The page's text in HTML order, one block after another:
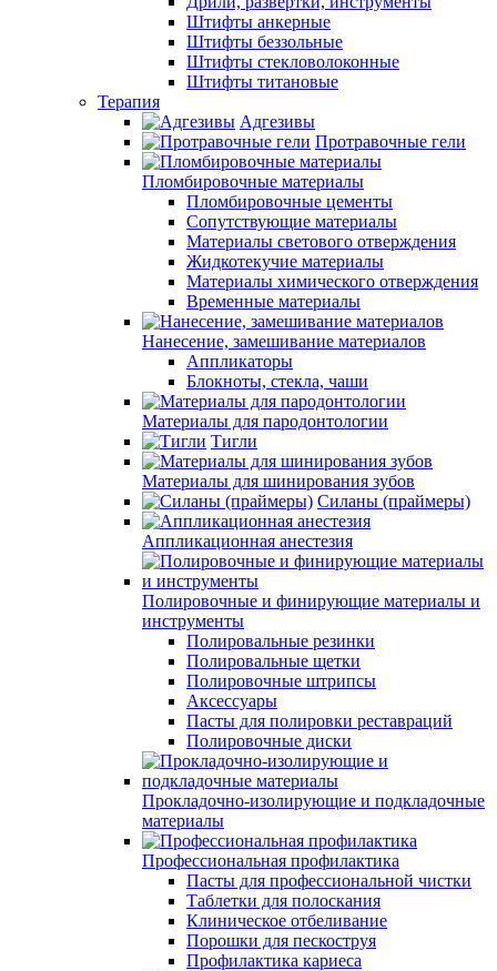
Штифты анкерные
Штифты беззольные
Штифты стекловолоконные
Штифты титановые
Терапия
Адгезивы
Протравочные гели
Пломбировочные материалы
Пломбировочные цементы
Сопутствующие материалы
Материалы светового отверждения
Жидкотекучие материалы
Материалы химического отверждения
Временные материалы
Нанесение, замешивание материалов
Аппликаторы
Блокноты, стекла, чаши
Материалы для пародонтологии
Тигли
Материалы для шинирования зубов
Силаны (праймеры)
Аппликационная анестезия
Полировочные и финирующие материалы и
инструменты
Полировальные резинки
Полировальные щетки
Полировочные штрипсы
Аксессуары
Пасты для полировки реставраций
Полировочные диски
Прокладочно-изолирующие и подкладочные
материалы
Профессиональная профилактика
Пасты для профессиональной чистки
Таблетки для полоскания
Клиническое отбеливание
Порошки для пескоструя
Профилактика кариеса